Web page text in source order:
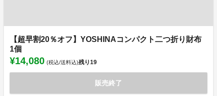
【超早割20％オフ】YOSHINAコンパクト二つ折り財布
1個
¥14,080 (税込/送料込)残り19
販売終了